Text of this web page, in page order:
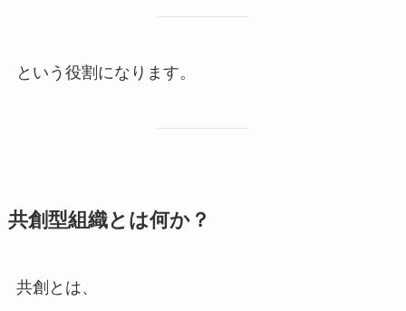
という役割になります。
共創型組織とは何か？
共創とは、